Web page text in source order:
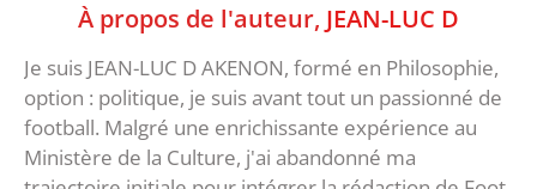
À propos de l'auteur, JEAN-LUC D
Je suis JEAN-LUC D AKENON, formé en Philosophie,
option : politique, je suis avant tout un passionné de
football. Malgré une enrichissante expérience au
Ministère de la Culture, j'ai abandonné ma